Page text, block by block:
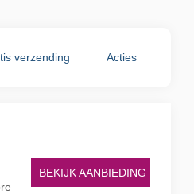
verzending Acties
BEKIJK AANBIEDING